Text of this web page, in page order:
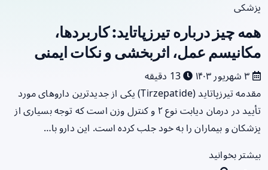
پزشکی
همه چیز درباره تیرزپاتاید: کاربردها،
مکانیسم عمل، اثربخشی و نکات ایمنی
13 دقیقه
مقدمه تیرزپاتاید (Tirzepatide) یکی از جدیدترین داروهای مورد
تأیید در درمان دیابت نوع ۲ و کنترل وزن است که توجه بسیاری از
پزشکان و بیماران را به خود جلب کرده است. این دارو با…
بیشتر بخوانید